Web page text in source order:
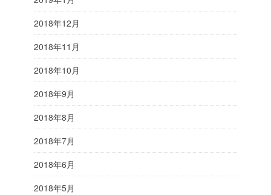
2018年12月
2018年11月
2018年10月
2018年9月
2018年8月
2018年7月
2018年6月
2018年5月